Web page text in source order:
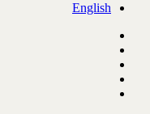
English